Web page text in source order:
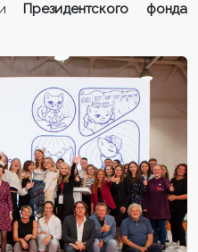
Президентского фонда